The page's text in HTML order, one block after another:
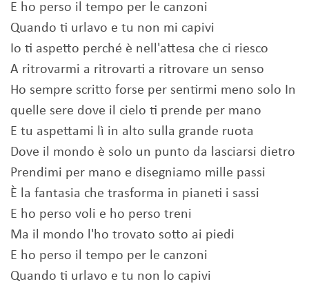
E ho perso il tempo per le canzoni
Quando ti urlavo e tu non mi capivi
Io ti aspetto perché è nell'attesa che ci riesco
A ritrovarmi a ritrovarti a ritrovare un senso
Ho sempre scritto forse per sentirmi meno solo In
quelle sere dove il cielo ti prende per mano
E tu aspettami lì in alto sulla grande ruota
Dove il mondo è solo un punto da lasciarsi dietro
Prendimi per mano e disegniamo mille passi
È la fantasia che trasforma in pianeti i sassi
E ho perso voli e ho perso treni
Ma il mondo l'ho trovato sotto ai piedi
E ho perso il tempo per le canzoni
Quando ti urlavo e tu non lo capivi